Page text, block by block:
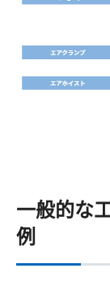
一般的な
例